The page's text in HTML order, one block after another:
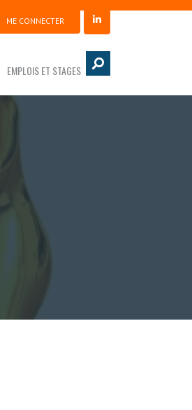
ME CONNECTER
EMPLOIS ET STAGES